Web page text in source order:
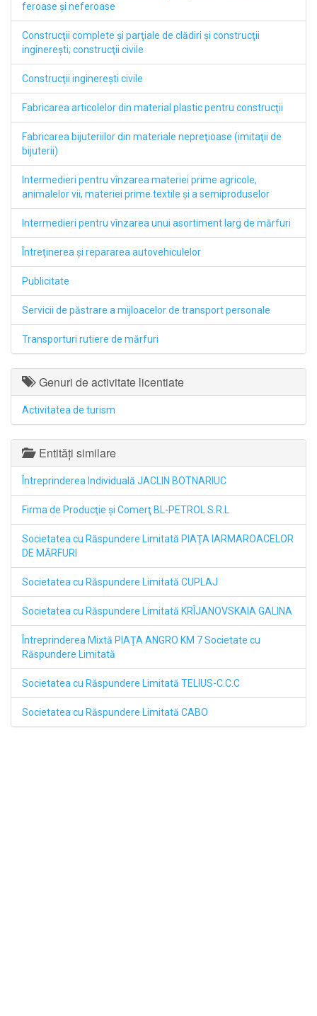
feroase şi neferoase
Construcţii complete şi parţiale de clădiri şi construcţii
inginereşti; construcţii civile
Construcţii inginereşti civile
Fabricarea articolelor din material plastic pentru construcţii
Fabricarea bijuteriilor din materiale nepreţioase (imitaţii de
bijuterii)
Intermedieri pentru vînzarea materiei prime agricole,
animalelor vii, materiei prime textile şi a semiproduselor
Intermedieri pentru vînzarea unui asortiment larg de mărfuri
Întreţinerea şi repararea autovehiculelor
Publicitate
Servicii de păstrare a mijloacelor de transport personale
Transporturi rutiere de mărfuri
Genuri de activitate licentiate
Activitatea de turism
Entități similare
Întreprinderea Individuală JACLIN BOTNARIUC
Firma de Producţie şi Comerţ BL-PETROL S.R.L
Societatea cu Răspundere Limitată PIAŢA IARMAROACELOR
DE MĂRFURI
Societatea cu Răspundere Limitată CUPLAJ
Societatea cu Răspundere Limitată KRÎJANOVSKAIA GALINA
Întreprinderea Mixtă PIAŢA ANGRO KM 7 Societate cu
Răspundere Limitată
Societatea cu Răspundere Limitată TELIUS-C.C.C
Societatea cu Răspundere Limitată CABO